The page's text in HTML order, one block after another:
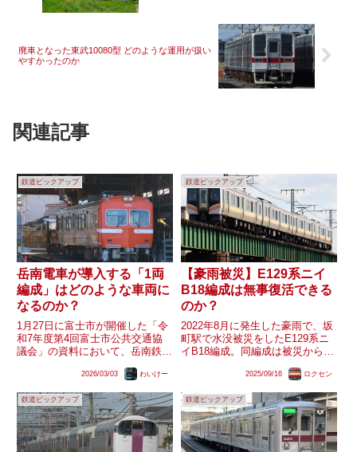
廃車となった東武10080型 どのような運用が扱い
やすかったのか
関連記事
鉄道ピックアップ
岳南電車が導入する「1両
編成」はどのような車両に
なるのか？
1月27日に富士市が開催した「令
和7年度第4回富士市公共交通協
議会」の資料において、岳南鉄道
導入する形で実施されることが明
形の更新について同社は2025年7
月に「譲渡に向けて...
2026/03/03 わいけー
鉄道ピックアップ
【豪雨被災】E129系ニイ
B18編成は無事復活できる
のか？
2022年8月に発生した豪雨で、坂
町駅で水没被災をしたE129系ニ
イB18編成。同編成は被災から3
ます。床下機器まで完全に水没を
可能性が考えられますが、未だに
動きはありません。なお...
2025/09/16 ロクセン
鉄道ピックアップ 鉄道ピックアップ